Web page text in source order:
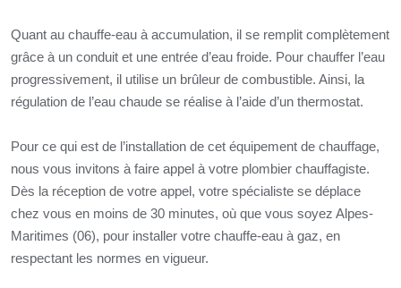
Quant au chauffe-eau à accumulation, il se remplit complètement
grâce à un conduit et une entrée d’eau froide. Pour chauffer l’eau
progressivement, il utilise un brûleur de combustible. Ainsi, la
régulation de l’eau chaude se réalise à l’aide d’un thermostat.
Pour ce qui est de l’installation de cet équipement de chauffage,
nous vous invitons à faire appel à votre plombier chauffagiste.
Dès la réception de votre appel, votre spécialiste se déplace
chez vous en moins de 30 minutes, où que vous soyez Alpes-
Maritimes (06), pour installer votre chauffe-eau à gaz, en
respectant les normes en vigueur.